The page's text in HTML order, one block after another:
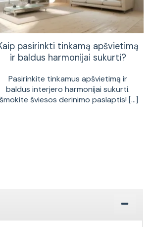
pasirinkti tinkamą apšvietimą
ir baldus harmonijai sukurti?
Pasirinkite tinkamus apšvietimą ir
baldus interjero harmonijai sukurti.
šviesos derinimo paslaptis! [...]